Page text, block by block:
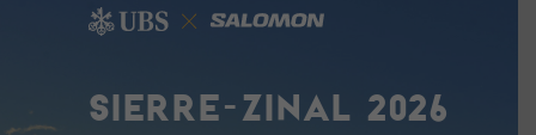
SIERRE-ZINAL 2026